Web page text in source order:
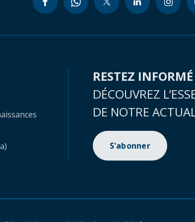
RESTEZ INFORMÉ
DÉCOUVREZ
DE NOTRE
S'abonner